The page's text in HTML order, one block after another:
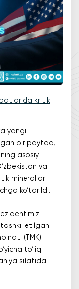
kritik
yangi
bir paytda,
asosiy
va
minerallar
ko‘tarildi.
etilgan
(TMK)
to‘liq
sifatida